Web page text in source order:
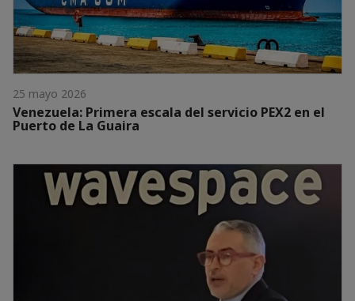
25 mayo 2026
Venezuela: Primera escala del servicio PEX2 en el
Puerto de La Guaira